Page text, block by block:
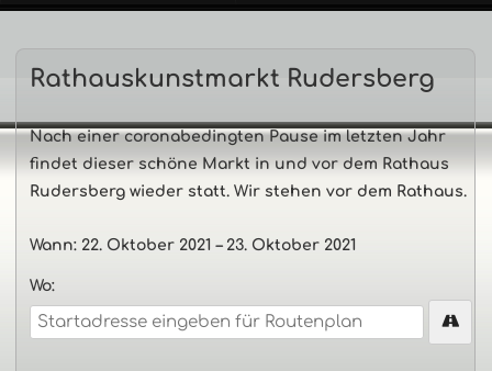
Rathauskunstmarkt Rudersberg
Nach einer coronabedingten Pause im letzten Jahr
findet dieser schöne Markt in und vor dem Rathaus
Rudersberg wieder statt. Wir stehen vor dem Rathaus.
Wann: 22. Oktober 2021 – 23. Oktober 2021
Wo:
Beitrags-